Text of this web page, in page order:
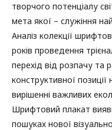
творчого потенціалу
мета якої – служіння
Аналіз колекції
років проведення
перехід від розпачу та
конструктивної
вирішенні важливих
Шрифтовий плакат
пошуках нової